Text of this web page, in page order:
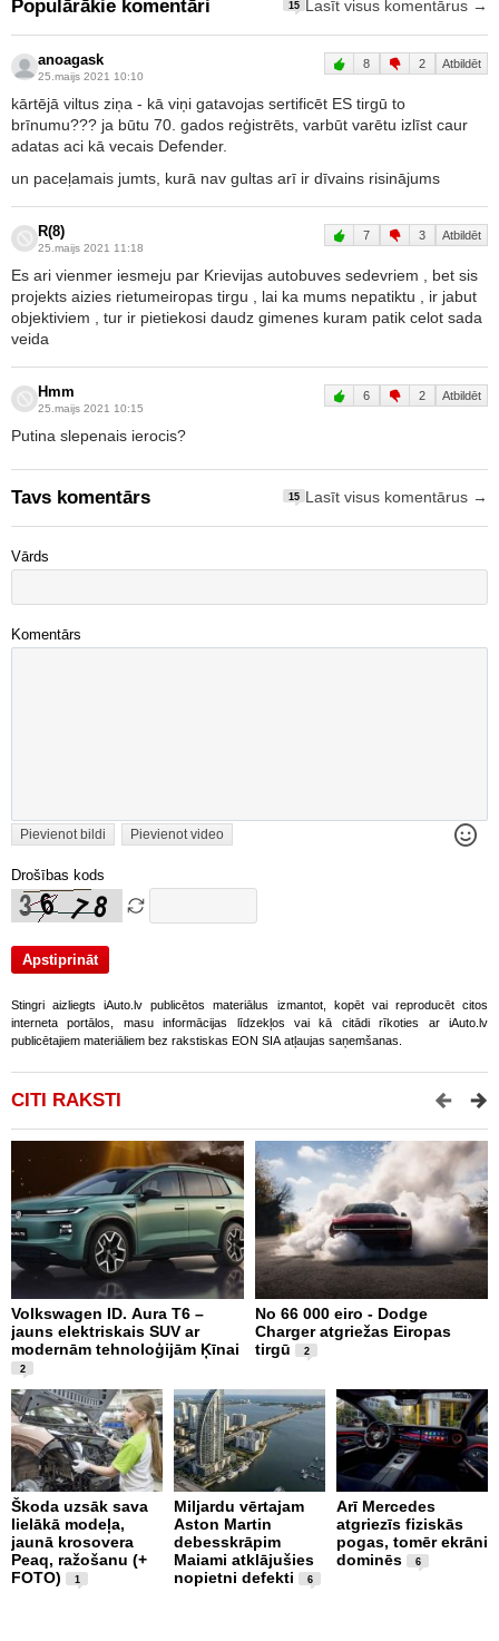
Populārākie komentāri 15 Lasīt visus komentārus →
anoagask
25.maijs 2021 10:10
8 2 Atbildēt
kārtējā viltus ziņa - kā viņi gatavojas sertificēt ES tirgū to
brīnumu??? ja būtu 70. gados reģistrēts, varbūt varētu izlīst caur
adatas aci kā vecais Defender.
un paceļamais jumts, kurā nav gultas arī ir dīvains risinājums
R(8)
25.maijs 2021 11:18
7 3 Atbildēt
Es ari vienmer iesmeju par Krievijas autobuves sedevriem , bet sis
projekts aizies rietumeiropas tirgu , lai ka mums nepatiktu , ir jabut
objektiviem , tur ir pietiekosi daudz gimenes kuram patik celot sada
veida
Hmm
25.maijs 2021 10:15
6 2 Atbildēt
Putina slepenais ierocis?
Tavs komentārs 15 Lasīt visus komentārus →
Vārds
Komentārs
Pievienot bildi Pievienot video
Drošības kods
Stingri aizliegts iAuto.lv publicētos materiālus izmantot, kopēt vai reproducēt citos
interneta portālos, masu informācijas līdzekļos vai kā citādi rīkoties ar iAuto.lv
publicētajiem materiāliem bez rakstiskas EON SIA atļaujas saņemšanas.
CITI RAKSTI
Volkswagen ID. Aura T6 –
jauns elektriskais SUV ar
modernām tehnoloģijām Ķīnai
2
No 66 000 eiro - Dodge
Charger atgriežas Eiropas
tirgū
2
Škoda uzsāk sava
lielākā modeļa,
jaunā krosovera
Peaq, ražošanu (+
FOTO)
1
Miljardu vērtajam
Aston Martin
debesskrāpim
Maiami atklājušies
nopietni defekti
6
Arī Mercedes
atgriezīs fiziskās
pogas, tomēr ekrāni
dominēs
6